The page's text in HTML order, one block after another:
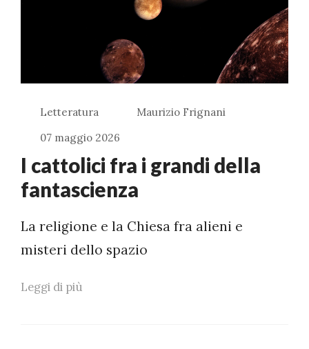
Letteratura
Maurizio Frignani
07 maggio 2026
I cattolici fra i grandi della
fantascienza
La religione e la Chiesa fra alieni e
misteri dello spazio
Leggi di più